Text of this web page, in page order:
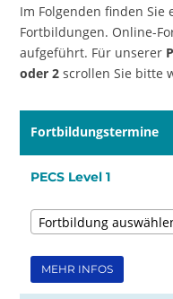
Im Folgenden finden Sie
Fortbildungen. Online-
aufgeführt. Für unserer
oder 2 scrollen Sie bitte
Fortbildungstermine
PECS Level 1
Fortbildung
MEHR INFOS